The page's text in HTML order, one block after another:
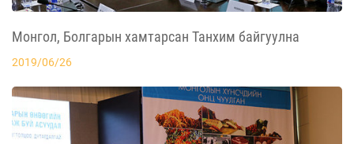
Монгол, Болгарын хамтарсан Танхим байгуулна
2019/06/26